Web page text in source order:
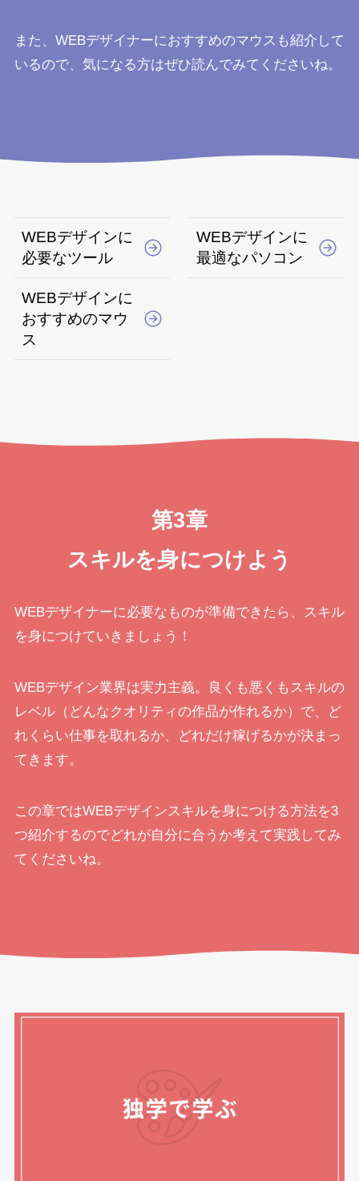
また、WEBデザイナーにおすすめのマウスも紹介して
いるので、気になる方はぜひ読んでみてくださいね。
WEBデザインに
必要なツール
WEBデザインに
おすすめのマウ
ス
WEBデザインに
最適なパソコン
第3章
スキルを身につけよう
WEBデザイナーに必要なものが準備できたら、スキル
を身につけていきましょう！
WEBデザイン業界は実力主義。良くも悪くもスキルの
レベル（どんなクオリティの作品が作れるか）で、ど
れくらい仕事を取れるか、どれだけ稼げるかが決まっ
てきます。
この章ではWEBデザインスキルを身につける方法を3
つ紹介するのでどれが自分に合うか考えて実践してみ
てくださいね。